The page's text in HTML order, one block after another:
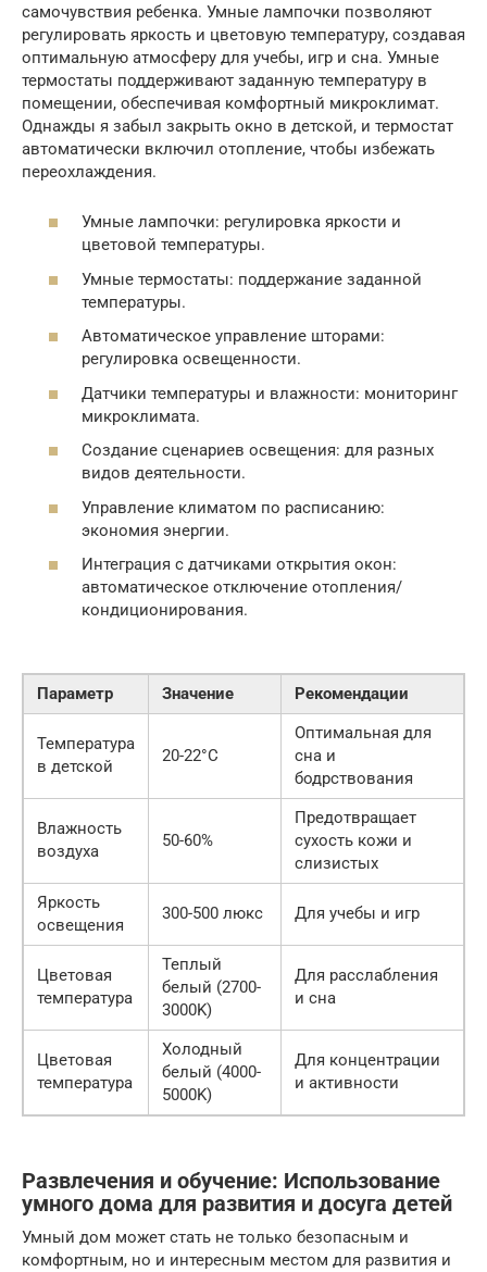
самочувствия ребенка. Умные лампочки позволяют
регулировать яркость и цветовую температуру, создавая
оптимальную атмосферу для учебы, игр и сна. Умные
термостаты поддерживают заданную температуру в
помещении, обеспечивая комфортный микроклимат.
Однажды я забыл закрыть окно в детской, и термостат
автоматически включил отопление, чтобы избежать
переохлаждения.
Умные лампочки: регулировка яркости и
цветовой температуры.
Умные термостаты: поддержание заданной
температуры.
Автоматическое управление шторами:
регулировка освещенности.
Датчики температуры и влажности: мониторинг
микроклимата.
Создание сценариев освещения: для разных
видов деятельности.
Управление климатом по расписанию:
экономия энергии.
Интеграция с датчиками открытия окон:
автоматическое отключение отопления/
кондиционирования.
Параметр Значение Рекомендации
Температура
в детской
20-22°C
Оптимальная для
сна и
бодрствования
Влажность
воздуха
50-60%
Предотвращает
сухость кожи и
слизистых
Яркость
освещения
300-500 люкс Для учебы и игр
Цветовая
температура
Теплый
белый (2700-
3000K)
Для расслабления
и сна
Цветовая
температура
Холодный
белый (4000-
5000K)
Для концентрации
и активности
Развлечения и обучение: Использование
умного дома для развития и досуга детей
Умный дом может стать не только безопасным и
комфортным, но и интересным местом для развития и